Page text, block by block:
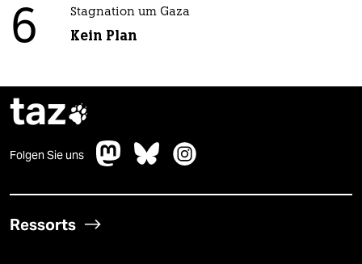
6 Stagnation um Gaza
Kein Plan
taz
Folgen Sie uns
Ressorts